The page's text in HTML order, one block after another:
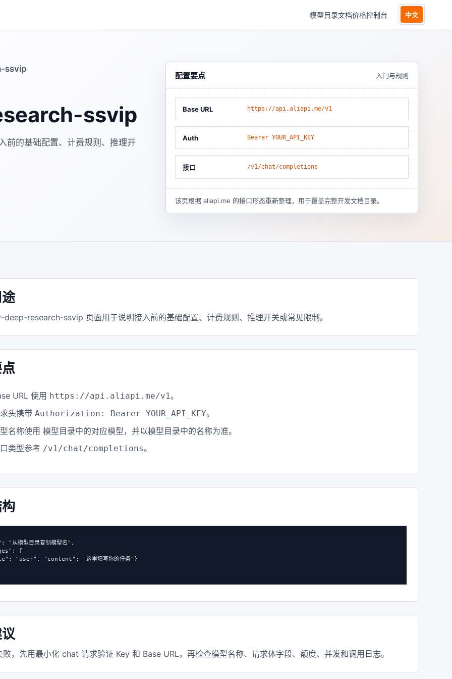
模型目录文档价格控制台 中文
ssvip
ssvip
的基础配置、计费规则、推理开
配置要点 入门与规则
Base URL https://api.aliapi.me/v1
Auth Bearer YOUR_API_KEY
接口 /v1/chat/completions
该页根据 aliapi.me 的接口形态重新整理，用于覆盖完整开发文档目录。
research-ssvip 页面用于说明接入前的基础配置、计费规则、推理开关或常见限制。
URL 使用 https://api.aliapi.me/v1。
头携带Authorization: Bearer YOUR_API_KEY。
名称使用 模型目录中的对应模型，并以模型目录中的名称为准。
类型参考 /v1/chat/completions。
"从模型目录复制模型名",
[
"user", "content": "这里填写你的任务"}
败，先用最小化 chat 请求验证 Key 和 Base URL，再检查模型名称、请求体字段、额度、并发和调用日志。